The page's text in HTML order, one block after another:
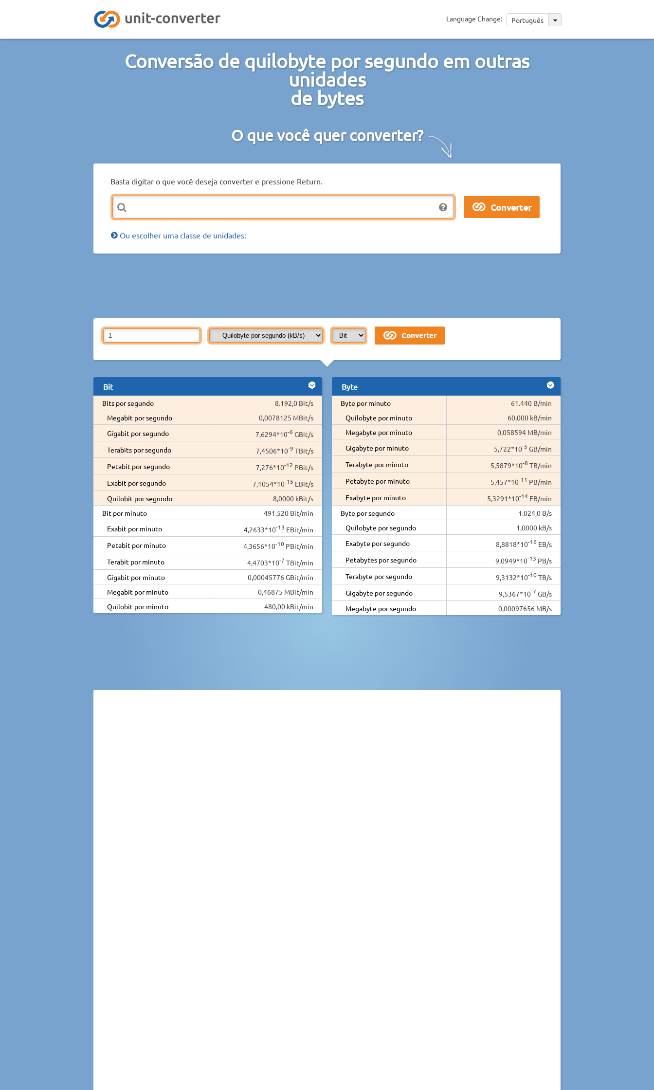
Language Change: Português
Conversão de quilobyte por segundo em outras
unidades
de bytes
O que você quer converter?
Basta digitar o que você deseja converter e pressione Return.
Ou escolher uma classe de unidades:
Bit
Bits por segundo
8.192,0 Bit/s
Megabit por segundo
0,0078125 MBit/s
Gigabit por segundo
7,6294*10-6 GBit/s
Terabits por segundo
7,4506*10-9 TBit/s
Petabit por segundo
7,276*10-12 PBit/s
Exabit por segundo
7,1054*10-15 EBit/s
Quilobit por segundo
8,0000 kBit/s
Bit por minuto
491.520 Bit/min
Exabit por minuto
4,2633*10-13 EBit/min
Petabit por minuto
4,3656*10-10 PBit/min
Terabit por minuto
4,4703*10-7 TBit/min
Gigabit por minuto
0,00045776 GBit/min
Megabit por minuto
0,46875 MBit/min
Quilobit por minuto
480,00 kBit/min
Byte
Byte por minuto
61.440 B/min
Quilobyte por minuto
60,000 kB/min
Megabyte por minuto
0,058594 MB/min
Gigabyte por minuto
5,722*10-5 GB/min
Terabyte por minuto
5,5879*10-8 TB/min
Petabyte por minuto
5,457*10-11 PB/min
Exabyte por minuto
5,3291*10-14EB/min
Byte por segundo
1.024,0 B/s
Quilobyte por segundo
1,0000 kB/s
Exabyte por segundo
8,8818*10-16 EB/s
Petabytes por segundo
9,0949*10-13 PB/s
Terabyte por segundo
9,3132*10-10 TB/s
Gigabyte por segundo
9,5367*10-7 GB/s
Megabyte por segundo
0,00097656 MB/s